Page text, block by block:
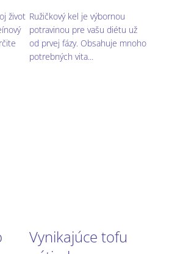
život Ružičkový kel je výbornou
potravinou pre vašu diétu už
od prvej fázy. Obsahuje mnoho
potrebných vita...
Vynikajúce tofu